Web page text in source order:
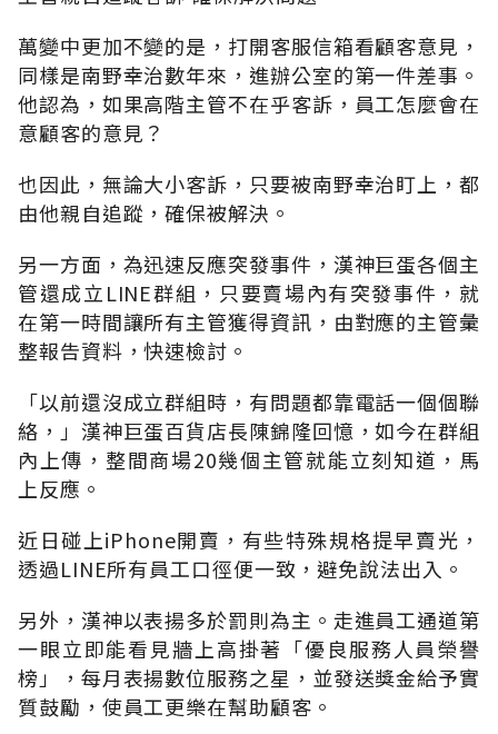
萬變中更加不變的是，打開客服信箱看顧客意見，
同樣是南野幸治數年來，進辦公室的第一件差事。
他認為，如果高階主管不在乎客訴，員工怎麼會在
意顧客的意見？
也因此，無論大小客訴，只要被南野幸治盯上，都
由他親自追蹤，確保被解決。
另一方面，為迅速反應突發事件，漢神巨蛋各個主
管還成立LINE群組，只要賣場內有突發事件，就
在第一時間讓所有主管獲得資訊，由對應的主管彙
整報告資料，快速檢討。
「以前還沒成立群組時，有問題都靠電話一個個聯
絡，」漢神巨蛋百貨店長陳錦隆回憶，如今在群組
內上傳，整間商場20幾個主管就能立刻知道，馬
上反應。
近日碰上iPhone開賣，有些特殊規格提早賣光，
透過LINE所有員工口徑便一致，避免說法出入。
另外，漢神以表揚多於罰則為主。走進員工通道第
一眼立即能看見牆上高掛著「優良服務人員榮譽
榜」，每月表揚數位服務之星，並發送獎金給予實
質鼓勵，使員工更樂在幫助顧客。